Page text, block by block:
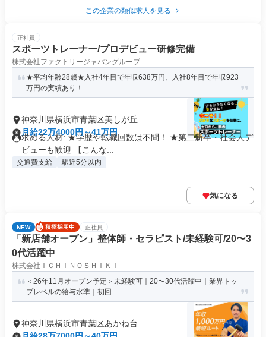
この企業の類似求人を見る
正社員
スポーツトレーナー/プロデビュー研修完備
株式会社ファクトリージャパングループ
★平均年齢28歳★入社4年目で年収638万円、入社8年目で年収923
万円の実績あり！
神奈川県横浜市青葉区美しが丘
月給22万4000円～41万円
求める人材: ★学歴や転職回数は不問！ ★第二新卒・社会人デ
ビューも歓迎 【こんな...
交通費支給 駅近5分以内
気になる
NEW 正社員
「新店舗オープン」整体師・セラピスト/未経験可/20〜3
0代活躍中
株式会社ＩＣＨＩＮＯＳＨＩＫＩ
＜26年11月オープン予定＞未経験可｜20〜30代活躍中｜業界トッ
プレベルの給与水準｜初回...
神奈川県横浜市青葉区あかね台